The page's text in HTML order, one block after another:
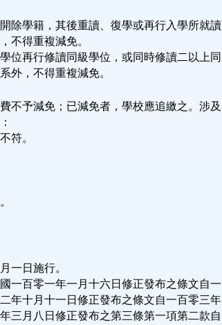
除學籍，其後重讀、復學或再行入學所就讀
不得重複減免。
位再行修讀同級學位，或同時修讀二以上同
外，不得重複減免。
不予減免；已減免者，學校應追繳之。涉及
符。
一日施行。
一百零一年一月十六日修正發布之條文自一
年十月十一日修正發布之條文自一百零三年
三月八日修正發布之第三條第一項第二款自